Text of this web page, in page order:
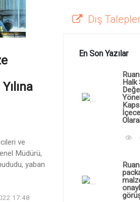
ve
Müdürü,
yaban
17:48
Dış
En Son Yazılar
Halk